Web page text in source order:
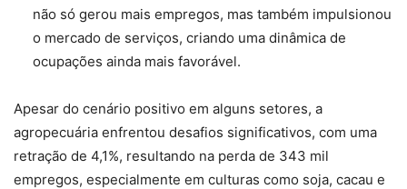
não só gerou mais empregos, mas também impulsionou
o mercado de serviços, criando uma dinâmica de
ocupações ainda mais favorável.
Apesar do cenário positivo em alguns setores, a
agropecuária enfrentou desafios significativos, com uma
retração de 4,1%, resultando na perda de 343 mil
empregos, especialmente em culturas como soja, cacau e